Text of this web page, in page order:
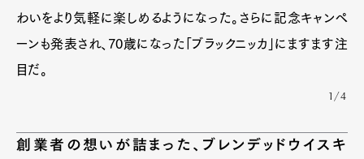
わいをより気軽に楽しめるようになった。さらに記念キャンペ
ーンも発表され、70歳になった「ブラックニッカ」にますます注
目だ。
1/4
創業者の想いが詰まった、ブレンデッドウイスキ